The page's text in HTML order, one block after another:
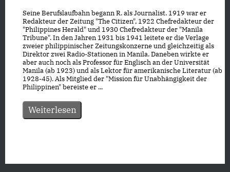
Seine Berufslaufbahn begann R. als Journalist. 1919 war er
Redakteur der Zeitung "The Citizen", 1922 Chefredakteur der
"Philippines Herald" und 1930 Chefredakteur der "Manila
Tribune". In den Jahren 1931 bis 1941 leitete er die Verlage
zweier philippinischer Zeitungskonzerne und gleichzeitig als
Direktor zwei Radio-Stationen in Manila. Daneben wirkte er
aber auch noch als Professor für Englisch an der Universität
Manila (ab 1923) und als Lektor für amerikanische Literatur (ab
1928-45). Als Mitglied der "Mission für Unabhängigkeit der
Philippinen" bereiste er ...
Weiterlesen